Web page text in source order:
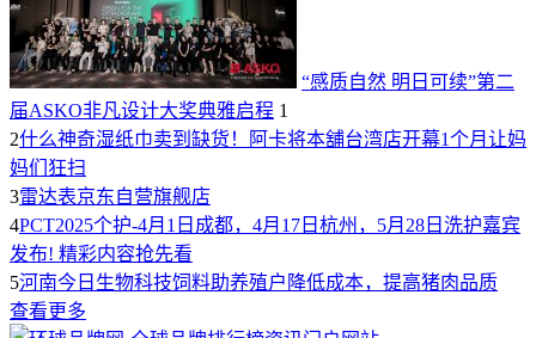
“感质自然 明日可续”第二
届ASKO非凡设计大奖典雅启程 1
2什么神奇湿纸巾卖到缺货！阿卡将本舖台湾店开幕1个月让妈
妈们狂扫
3雷达表京东自营旗舰店
4PCT2025个护-4月1日成都，4月17日杭州，5月28日洗护嘉宾
发布! 精彩内容抢先看
5河南今日生物科技饲料助养殖户降低成本，提高猪肉品质
查看更多